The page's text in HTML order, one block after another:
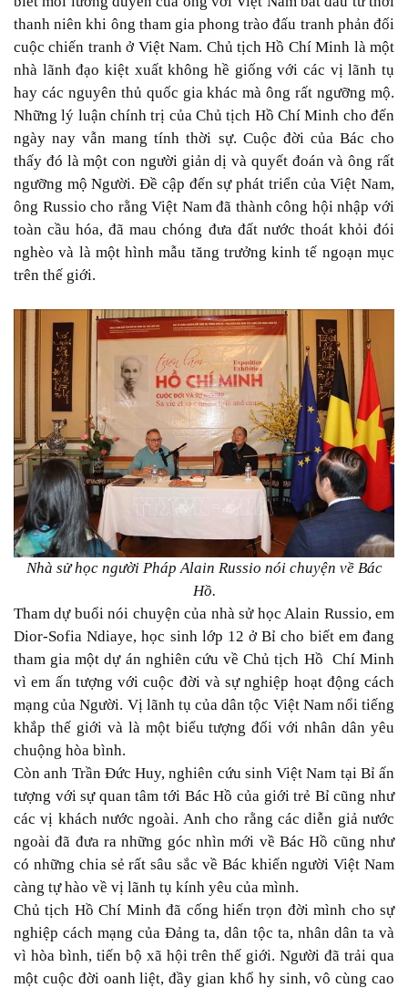
thanh niên khi ông tham gia phong trào đấu tranh phản đối
cuộc chiến tranh ở Việt Nam. Chủ tịch Hồ Chí Minh là một
nhà lãnh đạo kiệt xuất không hề giống với các vị lãnh tụ
hay các nguyên thủ quốc gia khác mà ông rất ngưỡng mộ.
Những lý luận chính trị của Chủ tịch Hồ Chí Minh cho đến
ngày nay vẫn mang tính thời sự. Cuộc đời của Bác cho
thấy đó là một con người giản dị và quyết đoán và ông rất
ngưỡng mộ Người. Đề cập đến sự phát triển của Việt Nam,
ông Russio cho rằng Việt Nam đã thành công hội nhập với
toàn cầu hóa, đã mau chóng đưa đất nước thoát khỏi đói
nghèo và là một hình mẫu tăng trưởng kinh tế ngoạn mục
trên thế giới.
Nhà sử học người Pháp Alain Russio nói chuyện về Bác
Hồ.
Tham dự buổi nói chuyện của nhà sử học Alain Russio, em
Dior-Sofia Ndiaye, học sinh lớp 12 ở Bỉ cho biết em đang
tham gia một dự án nghiên cứu về Chủ tịch Hồ Chí Minh
vì em ấn tượng với cuộc đời và sự nghiệp hoạt động cách
mạng của Người. Vị lãnh tụ của dân tộc Việt Nam nổi tiếng
khắp thế giới và là một biểu tượng đối với nhân dân yêu
chuộng hòa bình.
Còn anh Trần Đức Huy, nghiên cứu sinh Việt Nam tại Bỉ ấn
tượng với sự quan tâm tới Bác Hồ của giới trẻ Bỉ cũng như
các vị khách nước ngoài. Anh cho rằng các diễn giả nước
ngoài đã đưa ra những góc nhìn mới về Bác Hồ cũng như
có những chia sẻ rất sâu sắc về Bác khiến người Việt Nam
càng tự hào về vị lãnh tụ kính yêu của mình.
Chủ tịch Hồ Chí Minh đã cống hiến trọn đời mình cho sự
nghiệp cách mạng của Đảng ta, dân tộc ta, nhân dân ta và
vì hòa bình, tiến bộ xã hội trên thế giới. Người đã trải qua
một cuộc đời oanh liệt, đầy gian khổ hy sinh, vô cùng cao